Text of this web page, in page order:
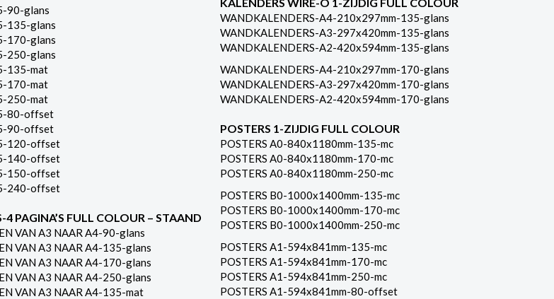
90-glans
135-glans
170-glans
250-glans
135-mat
170-mat
250-mat
80-offset
90-offset
120-offset
140-offset
150-offset
240-offset
4 PAGINA’S FULL COLOUR – STAAND
VAN A3 NAAR A4-90-glans
VAN A3 NAAR A4-135-glans
VAN A3 NAAR A4-170-glans
VAN A3 NAAR A4-250-glans
VAN A3 NAAR A4-135-mat
WANDKALENDERS-A4-210x297mm-135-glans
WANDKALENDERS-A3-297x420mm-135-glans
WANDKALENDERS-A2-420x594mm-135-glans
WANDKALENDERS-A4-210x297mm-170-glans
WANDKALENDERS-A3-297x420mm-170-glans
WANDKALENDERS-A2-420x594mm-170-glans
POSTERS 1-ZIJDIG FULL COLOUR
POSTERS A0-840x1180mm-135-mc
POSTERS A0-840x1180mm-170-mc
POSTERS A0-840x1180mm-250-mc
POSTERS B0-1000x1400mm-135-mc
POSTERS B0-1000x1400mm-170-mc
POSTERS B0-1000x1400mm-250-mc
POSTERS A1-594x841mm-135-mc
POSTERS A1-594x841mm-170-mc
POSTERS A1-594x841mm-250-mc
POSTERS A1-594x841mm-80-offset